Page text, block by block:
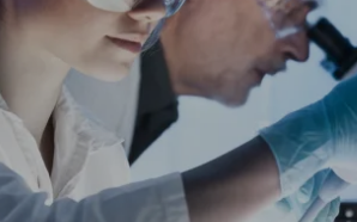
Gli integratori GJAV
certificati dallo spinoff
dell'Università di Ferrara,
Scopri lo studio di